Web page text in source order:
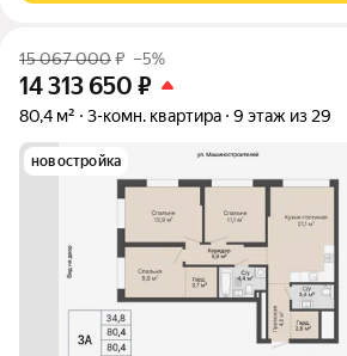
15 067 000₽ –5%
14 313 650 ₽
80,4 м² 3-комн. квартира 9 этаж из 29
новостройка